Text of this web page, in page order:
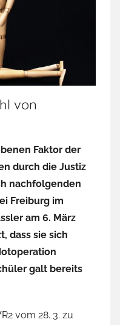
von
Faktor der
durch die Justiz
nachfolgenden
Freiburg im
am 6. März
dass sie sich
galt bereits
vom 28. 3. zu